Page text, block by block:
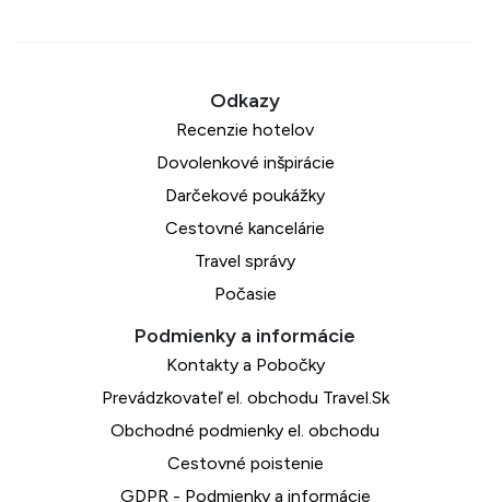
Recenzie hotelov
Dovolenkové inšpirácie
Darčekové poukážky
Cestovné kancelárie
Travel správy
Počasie
Kontakty a Pobočky
Prevádzkovateľ el. obchodu Travel.Sk
Obchodné podmienky el. obchodu
Cestovné poistenie
GDPR - Podmienky a informácie